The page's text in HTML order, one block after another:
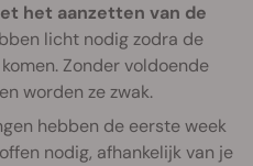
het aanzetten van de
licht nodig zodra de
Zonder voldoende
worden ze zwak.
hebben de eerste week
nodig, afhankelijk van je